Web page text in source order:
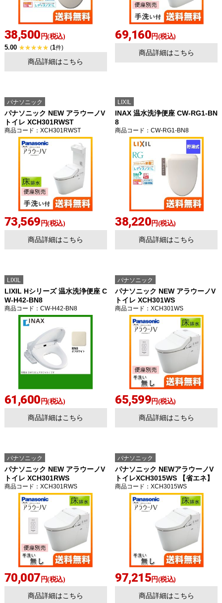
38,500 円(税込)
5.00 (1件)
商品詳細はこちら
69,160円(税込)
商品詳細はこちら
パナソニック
パナソニック NEW アラウーノV
トイレ XCH301RWST
商品コード ：XCH301RWST
73,569 円(税込)
商品詳細はこちら
LIXIL
INAX 温水洗浄便座 CW-RG1-BN
8
商品コード ：CW-RG1-BN8
38,220円(税込)
商品詳細はこちら
LIXIL
LIXIL Hシリーズ 温水洗浄便座 C
W-H42-BN8
商品コード ：CW-H42-BN8
61,600 円(税込)
商品詳細はこちら
パナソニック
パナソニック NEW アラウーノV
トイレ XCH301WS
商品コード ：XCH301WS
65,599円(税込)
商品詳細はこちら
パナソニック
パナソニック NEW アラウーノV
トイレ XCH301RWS
商品コード ：XCH301RWS
70,007 円(税込)
商品詳細はこちら
パナソニック
パナソニック NEWアラウーノV
トイレXCH3015WS 【省エネ】
商品コード ：XCH3015WS
97,215円(税込)
商品詳細はこちら